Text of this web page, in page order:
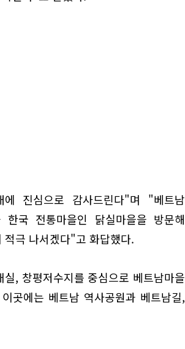
진심으로 감사드린다"며 "베트남
국 전통마을인 닭실마을을 방문해
적극 나서겠다"고 화답했다.
, 창평저수지를 중심으로 베트남마을
곳에는 베트남 역사공원과 베트남길,